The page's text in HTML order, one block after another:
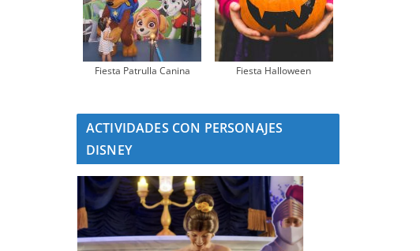
Fiesta Patrulla Canina Fiesta Halloween
ACTIVIDADES CON PERSONAJES
DISNEY